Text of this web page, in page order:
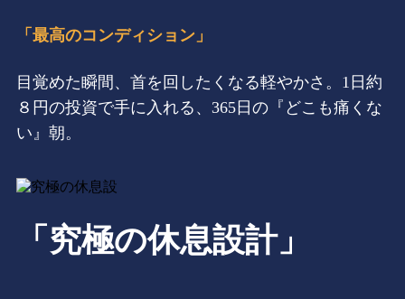
「最高のコンディション」
目覚めた瞬間、首を回したくなる軽やかさ。1日約
８円の投資で手に入れる、365日の『どこも痛くな
い』朝。
「究極の休息設計」